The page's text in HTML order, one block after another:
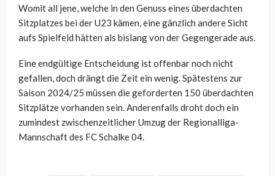
Womit all jene, welche in den Genuss eines überdachten
Sitzplatzes bei der U23 kämen, eine gänzlich andere Sicht
aufs Spielfeld hätten als bislang von der Gegengerade aus.
Eine endgültige Entscheidung ist offenbar noch nicht
gefallen, doch drängt die Zeit ein wenig. Spätestens zur
Saison 2024/25 müssen die geforderten 150 überdachten
Sitzplätze vorhanden sein. Anderenfalls droht doch ein
zumindest zwischenzeitlicher Umzug der Regionalliga-
Mannschaft des FC Schalke 04.